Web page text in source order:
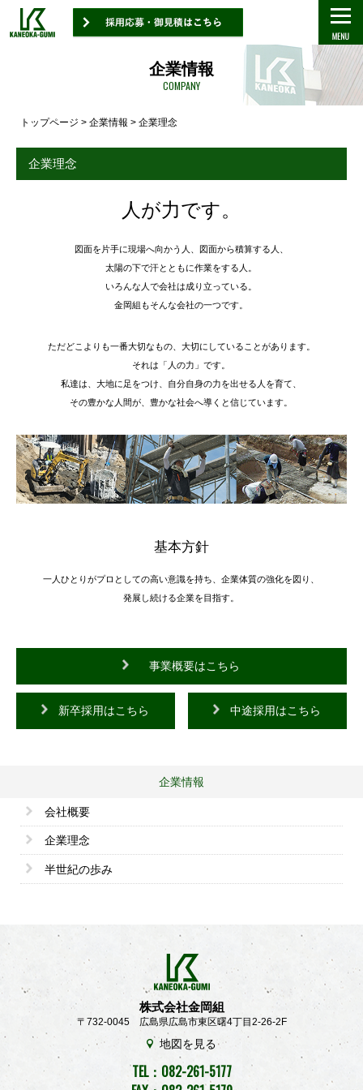
企業情報
COMPANY
トップページ > 企業情報 > 企業理念
企業理念
人が力です。
図面を片手に現場へ向かう人、図面から積算する人、
太陽の下で汗とともに作業をする人。
いろんな人で会社は成り立っている。
金岡組もそんな会社の一つです。
ただどこよりも一番大切なもの、大切にしていることがあります。
それは「人の力」です。
私達は、大地に足をつけ、自分自身の力を出せる人を育て、
その豊かな人間が、豊かな社会へ導くと信じています。
基本方針
一人ひとりがプロとしての高い意識を持ち、企業体質の強化を図り、
発展し続ける企業を目指す。
事業概要はこちら
新卒採用はこちら 中途採用はこちら
企業情報
会社概要
企業理念
半世紀の歩み
株式会社金岡組
〒732-0045 広島県広島市東区曙4丁目2-26-2F
地図を見る
TEL： 082-261-5177
トップページ
事業概要